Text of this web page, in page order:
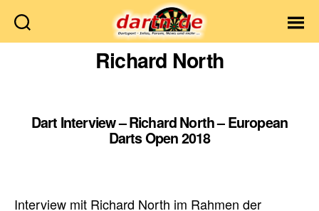
Dartn.de
Richard North
Dart Interview – Richard North – European
Darts Open 2018
Interview mit Richard North im Rahmen der